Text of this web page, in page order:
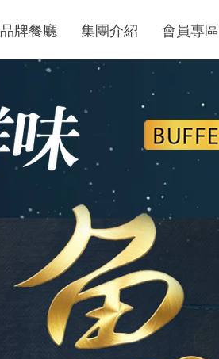
品牌餐廳 集團介紹 會員專區